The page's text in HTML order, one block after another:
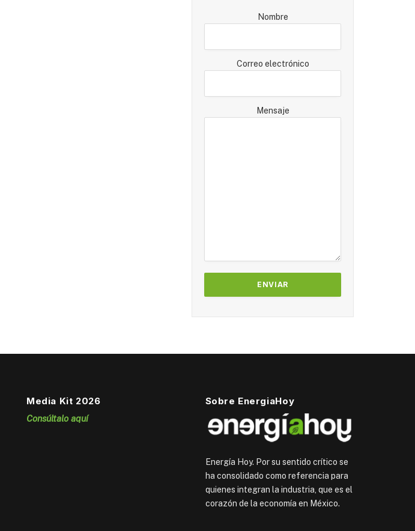
Nombre
Correo electrónico
Mensaje
Media Kit 2026
Consúltalo aquí
Sobre EnergiaHoy
Energía Hoy. Por su sentido crítico se
ha consolidado como referencia para
quienes integran la industria, que es el
corazón de la economía en México.